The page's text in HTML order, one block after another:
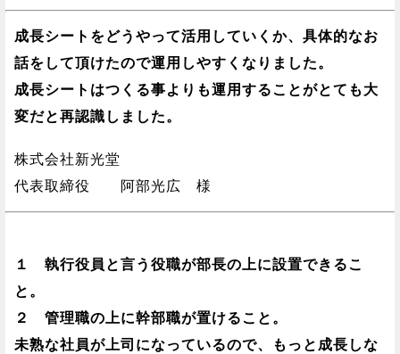
成長シートをどうやって活用していくか、具体的なお
話をして頂けたので運用しやすくなりました。
成長シートはつくる事よりも運用することがとても大
変だと再認識しました。
株式会社新光堂
代表取締役 阿部光広 様
１ 執行役員と言う役職が部長の上に設置できるこ
と。
２ 管理職の上に幹部職が置けること。
未熟な社員が上司になっているので、もっと成長しな